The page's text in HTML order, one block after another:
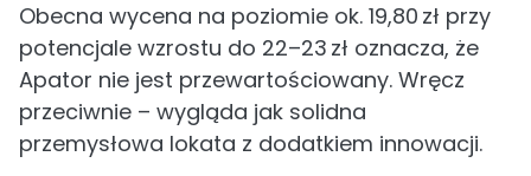
Obecna wycena na poziomie ok. 19,80 zł przy
potencjale wzrostu do 22–23 zł oznacza, że
Apator nie jest przewartościowany. Wręcz
przeciwnie – wygląda jak solidna
przemysłowa lokata z dodatkiem innowacji.